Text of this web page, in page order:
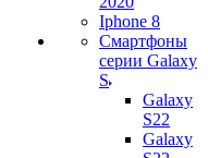
Iphone 8
Смартфоны
серии Galaxy
S
Galaxy
S22
Galaxy